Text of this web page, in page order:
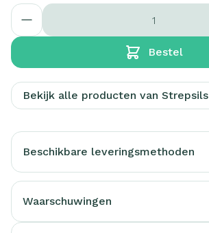
Aantal
Bestel
Bekijk alle producten van Strepsils
Beschikbare leveringsmethoden
Waarschuwingen